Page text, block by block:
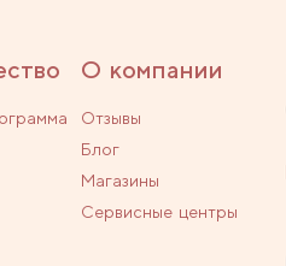
О компании
Отзывы
Блог
Магазины
Сервисные центры